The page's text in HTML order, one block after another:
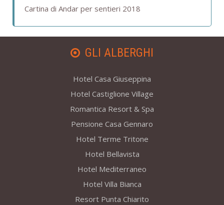
Cartina di Andar per sentieri 2018
GLI ALBERGHI
Hotel Casa Giuseppina
Hotel Castiglione Village
Romantica Resort & Spa
Pensione Casa Gennaro
Hotel Terme Tritone
Hotel Bellavista
Hotel Mediterraneo
Hotel Villa Bianca
Resort Punta Chiarito